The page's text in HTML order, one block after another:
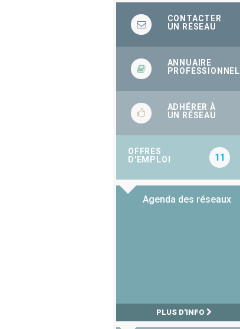
CONTACTER
UN RÉSEAU
ANNUAIRE
PROFESSIONNEL
ADHÉRER À
UN RÉSEAU
OFFRES
D'EMPLOI
11
Agenda des réseaux
PLUS D'INFO